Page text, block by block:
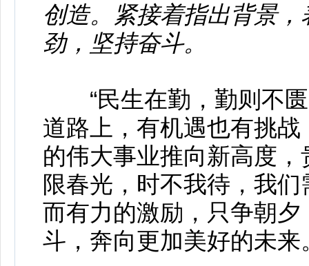
创造。紧接着指出背景
劲，坚持奋斗。
“民生在勤，勤则不匮
道路上，有机遇也有挑
的伟大事业推向新高度
限春光，时不我待，我
而有力的激励，只争朝
斗，奔向更加美好的未来